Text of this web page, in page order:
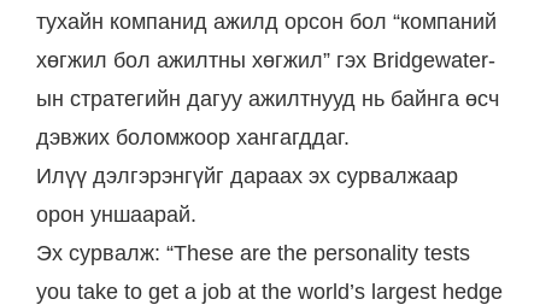
тухайн компанид ажилд орсон бол “компаний
хөгжил бол ажилтны хөгжил” гэх Bridgewater-
ын стратегийн дагуу ажилтнууд нь байнга өсч
дэвжих боломжоор хангагддаг.
Илүү дэлгэрэнгүйг дараах эх сурвалжаар
орон уншаарай.
Эх сурвалж: “These are the personality tests
you take to get a job at the world’s largest hedge